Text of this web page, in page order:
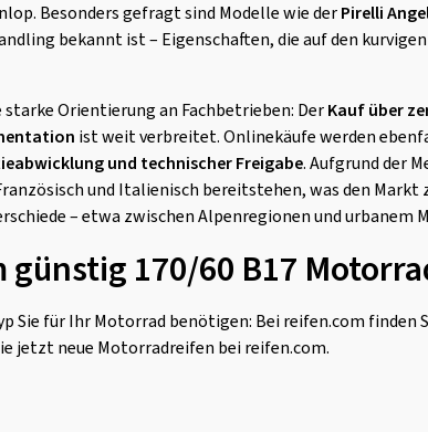
Besonders gefragt sind Modelle wie derPirelli
bekannt ist – Eigenschaften, die auf den
Orientierung an Fachbetrieben: DerKauf über
ist weit verbreitet. Onlinekäufe werden
und technischer Freigabe. Aufgrund der
und Italienisch bereitstehen, was den
– etwa zwischen Alpenregionen und urbanem
günstig 170/60 B17
Sie für Ihr Motorrad benötigen: Bei reifen.com finden
jetzt neue Motorradreifen bei reifen.com.